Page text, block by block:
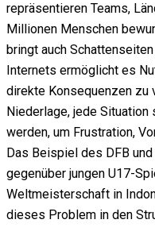
repräsentieren Teams,
Millionen Menschen
bringt auch
Internets ermöglicht es
direkte Konsequenzen zu
Niederlage, jede
werden, um Frustration,
Das Beispiel des DFB
gegenüber jungen U17-
Weltmeisterschaft in
dieses Problem in den